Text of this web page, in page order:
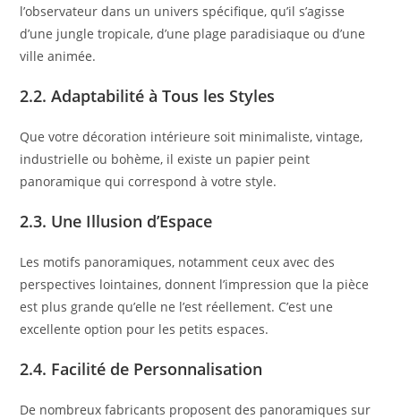
l’observateur dans un univers spécifique, qu’il s’agisse
d’une jungle tropicale, d’une plage paradisiaque ou d’une
ville animée.
2.2. Adaptabilité à Tous les Styles
Que votre décoration intérieure soit minimaliste, vintage,
industrielle ou bohème, il existe un papier peint
panoramique qui correspond à votre style.
2.3. Une Illusion d’Espace
Les motifs panoramiques, notamment ceux avec des
perspectives lointaines, donnent l’impression que la pièce
est plus grande qu’elle ne l’est réellement. C’est une
excellente option pour les petits espaces.
2.4. Facilité de Personnalisation
De nombreux fabricants proposent des panoramiques sur